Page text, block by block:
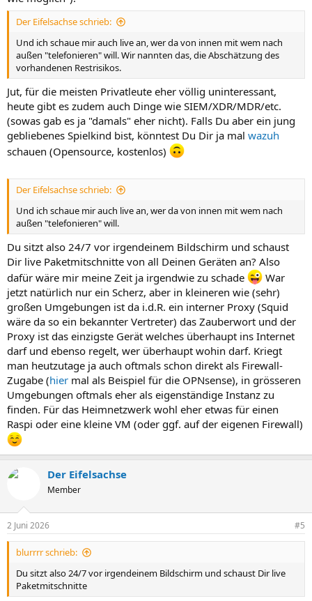
Der Eifelsachse schrieb:
Und ich schaue mir auch live an, wer da von innen mit wem nach
außen "telefonieren" will. Wir nannten das, die Abschätzung des
vorhandenen Restrisikos.
Jut, für die meisten Privatleute eher völlig uninteressant,
heute gibt es zudem auch Dinge wie SIEM/XDR/MDR/etc.
(sowas gab es ja "damals" eher nicht). Falls Du aber ein jung
gebliebenes Spielkind bist, könntest Du Dir ja mal wazuh
schauen (Opensource, kostenlos)
Der Eifelsachse schrieb:
Und ich schaue mir auch live an, wer da von innen mit wem nach
außen "telefonieren" will.
Du sitzt also 24/7 vor irgendeinem Bildschirm und schaust
Dir live Paketmitschnitte von all Deinen Geräten an? Also
dafür wäre mir meine Zeit ja irgendwie zu schade
War
jetzt natürlich nur ein Scherz, aber in kleineren wie (sehr)
großen Umgebungen ist da i.d.R. ein interner Proxy (Squid
wäre da so ein bekannter Vertreter) das Zauberwort und der
Proxy ist das einzigste Gerät welches überhaupt ins Internet
darf und ebenso regelt, wer überhaupt wohin darf. Kriegt
man heutzutage ja auch oftmals schon direkt als Firewall-
Zugabe (hier mal als Beispiel für die OPNsense), in grösseren
Umgebungen oftmals eher als eigenständige Instanz zu
finden. Für das Heimnetzwerk wohl eher etwas für einen
Raspi oder eine kleine VM (oder ggf. auf der eigenen Firewall)
Der Eifelsachse
Member
2 Juni 2026 #5
blurrrr schrieb:
Du sitzt also 24/7 vor irgendeinem Bildschirm und schaust Dir live
Paketmitschnitte